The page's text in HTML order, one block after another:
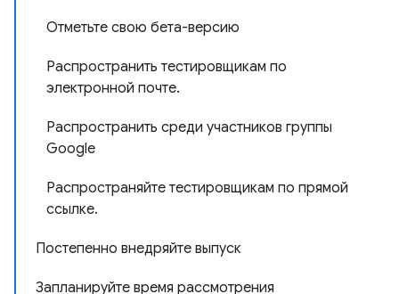
Отметьте свою бета-версию
Распространить тестировщикам по
электронной почте.
Распространить среди участников группы
Google
Распространяйте тестировщикам по прямой
ссылке.
Постепенно внедряйте выпуск
Запланируйте время рассмотрения